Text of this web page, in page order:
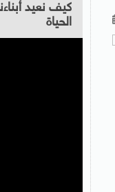
كيف نعيد
الحياة